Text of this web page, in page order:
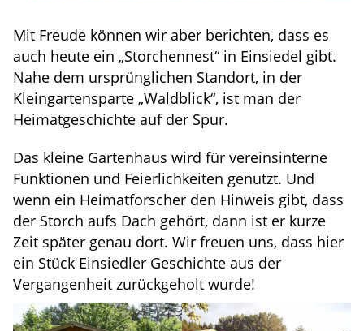
Mit Freude können wir aber berichten, dass es
auch heute ein „Storchennest“ in Einsiedel gibt.
Nahe dem ursprünglichen Standort, in der
Kleingartensparte „Waldblick“, ist man der
Heimatgeschichte auf der Spur.
Das kleine Gartenhaus wird für vereinsinterne
Funktionen und Feierlichkeiten genutzt. Und
wenn ein Heimatforscher den Hinweis gibt, dass
der Storch aufs Dach gehört, dann ist er kurze
Zeit später genau dort. Wir freuen uns, dass hier
ein Stück Einsiedler Geschichte aus der
Vergangenheit zurückgeholt wurde!